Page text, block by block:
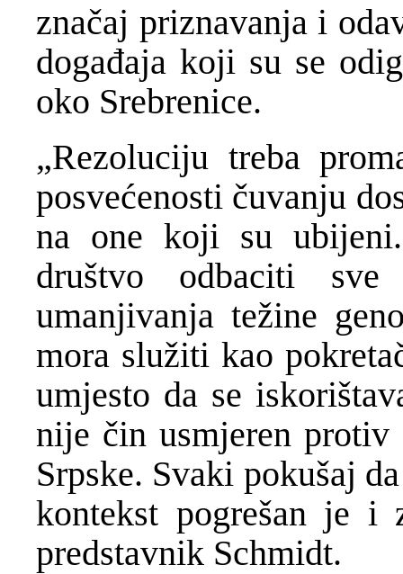
značaj priznavanja i
događaja koji su se
oko Srebrenice.
„Rezoluciju treba
posvećenosti čuvanju
na one koji su
društvo odbaciti
umanjivanja težine
mora služiti kao
umjesto da se
nije čin usmjeren protiv
Srpske. Svaki pokušaj
kontekst pogrešan je i
predstavnik Schmidt.